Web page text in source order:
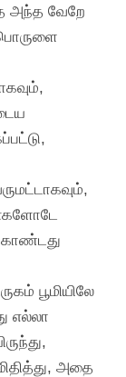
அந்த வேறே
பூமியிலே
எல்லா
அதை